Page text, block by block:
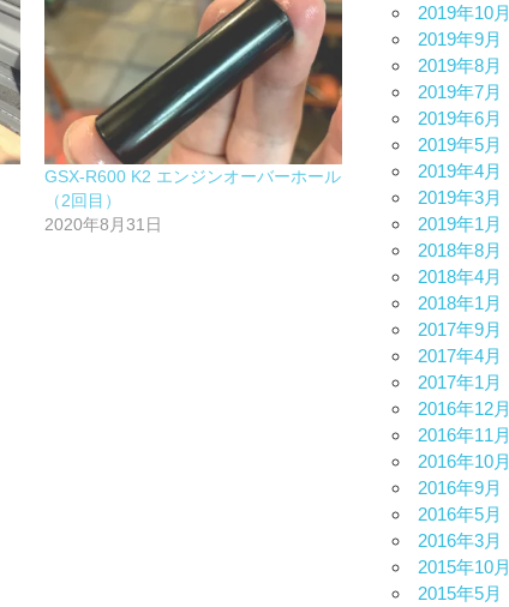
GSX-R600 K2 エンジンオーバーホール
（2回目）
2020年8月31日
2019年10月
2019年9月
2019年8月
2019年7月
2019年6月
2019年5月
2019年4月
2019年3月
2019年1月
2018年8月
2018年4月
2018年1月
2017年9月
2017年4月
2017年1月
2016年12月
2016年11月
2016年10月
2016年9月
2016年5月
2016年3月
2015年10月
2015年5月